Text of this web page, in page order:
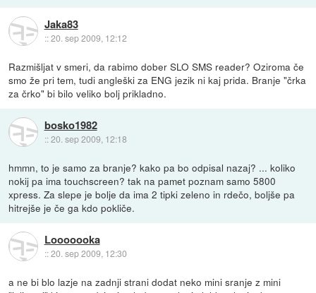
Jaka83
::20. sep 2009, 12:12
Razmišljat v smeri, da rabimo dober SLO SMS reader? Oziroma če
smo že pri tem, tudi angleški za ENG jezik ni kaj prida. Branje "črka
za črko" bi bilo veliko bolj prikladno.
bosko1982
::20. sep 2009, 12:18
hmmn, to je samo za branje? kako pa bo odpisal nazaj? ... koliko
nokij pa ima touchscreen? tak na pamet poznam samo 5800
xpress. Za slepe je bolje da ima 2 tipki zeleno in rdečo, boljše pa
hitrejše je če ga kdo pokliče.
Looooooka
::20. sep 2009, 12:30
a ne bi blo lazje na zadnji strani dodat neko mini sranje z mini